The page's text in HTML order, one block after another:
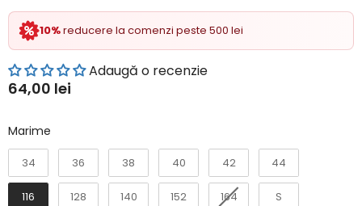
10%reducere la comenzi peste 500 lei
Adaugă o recenzie
64,00 lei
Marime
34 36 38 40 42 44
116 128 140 152 164 S